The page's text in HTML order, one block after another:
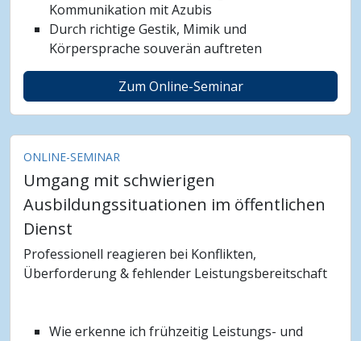
Kommunikation mit Azubis
Durch richtige Gestik, Mimik und
Körpersprache souverän auftreten
Zum Online-Seminar
ONLINE-SEMINAR
Umgang mit schwierigen
Ausbildungssituationen im öffentlichen
Dienst
Professionell reagieren bei Konflikten,
Überforderung & fehlender Leistungsbereitschaft
Wie erkenne ich frühzeitig Leistungs- und